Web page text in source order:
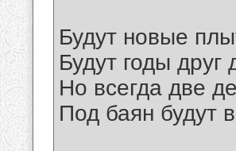
Будут новые
Будут годы друг
Но всегда две
Под баян будут